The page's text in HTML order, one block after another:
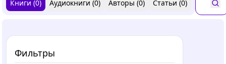
Книги (0) Аудиокниги (0) Авторы (0) Статьи (0)
Фильтры